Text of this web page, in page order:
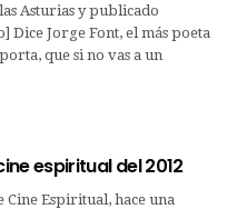
Asturias y publicado
Jorge Font, el más poeta
que si no vas a un
espiritual del 2012
Cine Espiritual, hace una